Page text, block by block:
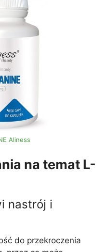
Aliness
na temat L-
nastrój i
do przekroczenia